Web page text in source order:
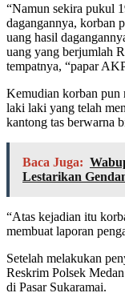
“Namun sekira pukul
dagangannya, korban
uang hasil
uang yang berjumlah
tempatnya, “papar
Kemudian korban pun
laki laki yang telah
kantong tas berwarna
Baca Juga:
Lestarikan
“Atas kejadian itu
membuat laporan
Setelah melakukan
Reskrim Polsek
di Pasar Sukaramai.